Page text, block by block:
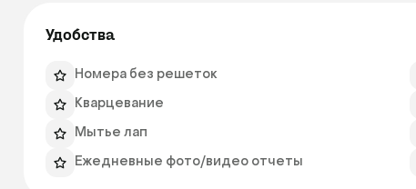
Удобства
Номера без решеток
Кварцевание
Мытье лап
Ежедневные фото/видео отчеты